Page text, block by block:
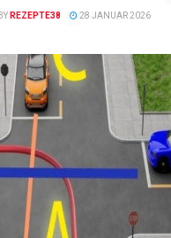
BY REZEPTE38 28 JANUAR 2026